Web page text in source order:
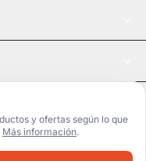
y ofertas según lo que
Más información.
protegidos